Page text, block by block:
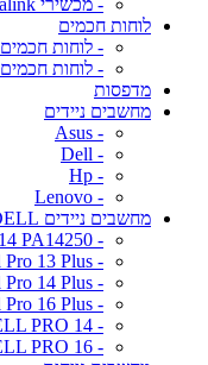
לוחות חכמים
- לוחות חכמים wacom
- לוחות חכמים Huion
מדפסות
מחשבים ניידים
- Asus
- Dell
- Hp
- Lenovo
מחשבים ניידים DELL
- DELL PRO PREMIUM 14 PA14250
- PB13250 Dell Pro 13 Plus
- PB14250 Dell Pro 14 Plus
- PB16250 Dell Pro 16 Plus
- PC14250 DELL PRO 14
- PC16250 DELL PRO 16